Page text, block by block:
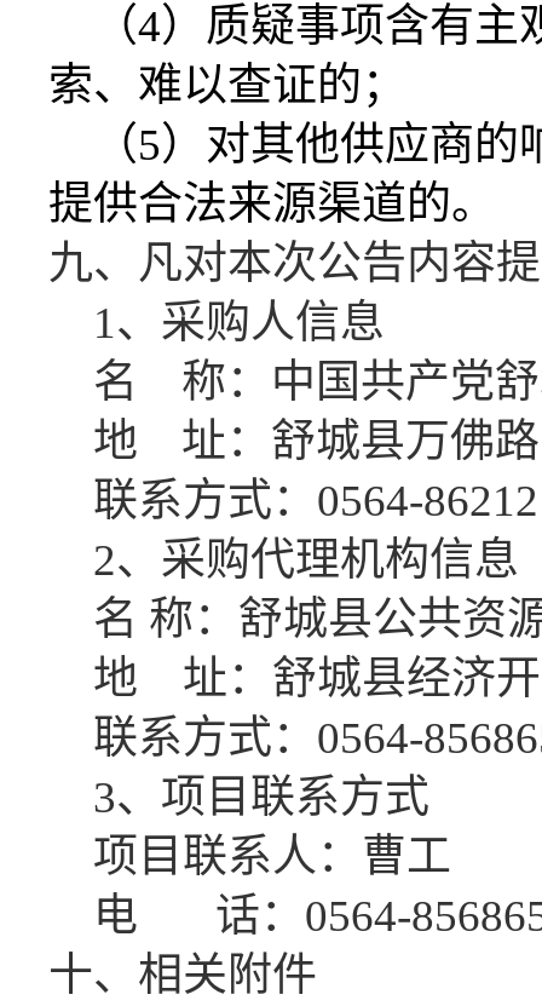
（4）质疑事项含有主
索、难以查证的；
（5）对其他供应商的
提供合法来源渠道的。
九、凡对本次公告内容
1、采购人信息
名
称：中国共产党
地 址：舒城县万佛
联系方式： 0564-
2、采购代理机构信息
名 称：舒城县公共资
地 址：舒城县经济
联系方式： 0564-
3、项目联系方式
项目联系人：曹工
电
话：0564-
十、相关附件